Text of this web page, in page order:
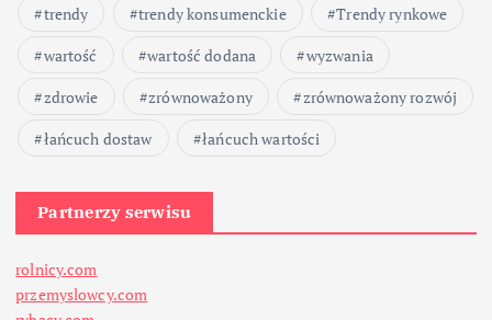
trendy
trendy konsumenckie
Trendy rynkowe
wartość
wartość dodana
wyzwania
zdrowie
zrównoważony
zrównoważony rozwój
łańcuch dostaw
łańcuch wartości
Partnerzy serwisu
rolnicy.com
przemyslowcy.com